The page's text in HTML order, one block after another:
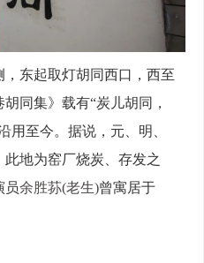
，东起取灯胡同西口，西至
同集》载有“炭儿胡同，
用至今。据说，元、明、
地为窑厂烧炭、存发之
员余胜荪(老生)曾寓居于